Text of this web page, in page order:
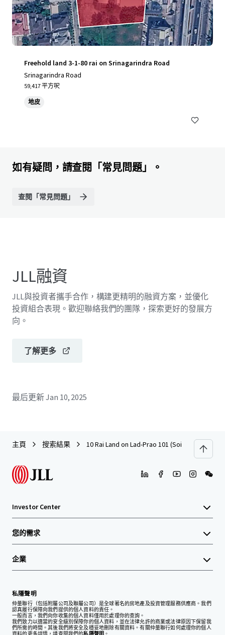
Freehold land 3-1-80 rai on Srinagarindra Road
Srinagarindra Road
59,417 平方呎
地皮
如有疑問，請查閱「常見問題」。
查閱「常見問題」
JLL融資
JLL與投資者攜手合作，構建更精明的融資方案，並優化
投資組合表現。歡迎聯絡我們的團隊，探索更好的發展方
向。
了解更多
最后更新Jan 10, 2025
主頁 搜索結果 10 Rai Land on Lad-Prao 101 (Soi Pho-Kaew)
Investor Center
您的需求
企業
私隱聲明
仲量聯行（包括附屬公司及聯屬公司）是全球著名的房地產及投資管理服務供應商。我們
認真履行保障向我們提供的個人資料的責任。
一般而言，我們向你收集的個人資料僅用於處理你的查詢。
我們致力以適當的安全級別保障你的個人資料，並在法律允許的商業或法律原因下保留我
們所需的時間。其後我們將安全及穩妥地刪除有關資料。有關仲量聯行如何處理你的個人